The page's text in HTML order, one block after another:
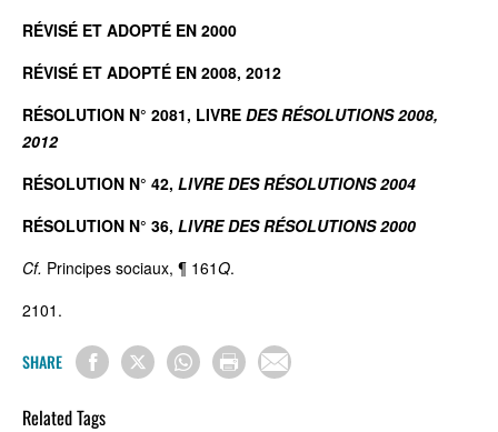
RÉVISÉ ET ADOPTÉ EN 2000
RÉVISÉ ET ADOPTÉ EN 2008, 2012
RÉSOLUTION N° 2081, LIVRE DES RÉSOLUTIONS 2008,
2012
RÉSOLUTION N° 42, LIVRE DES RÉSOLUTIONS 2004
RÉSOLUTION N° 36, LIVRE DES RÉSOLUTIONS 2000
Cf. Principes sociaux, ¶ 161Q.
2101.
SHARE
Related Tags